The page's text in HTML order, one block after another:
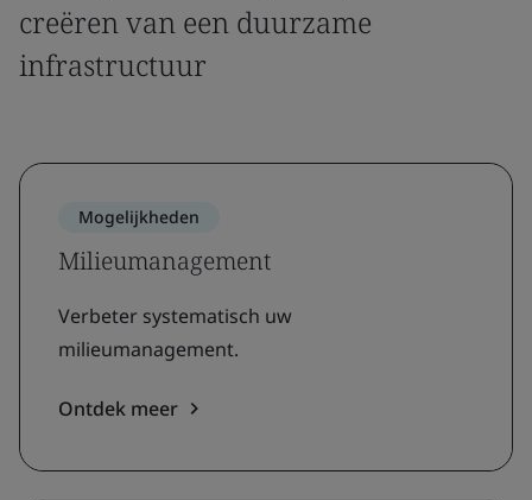
creëren van een duurzame
infrastructuur
Mogelijkheden
Milieumanagement
Verbeter systematisch uw
milieumanagement.
Ontdek meer